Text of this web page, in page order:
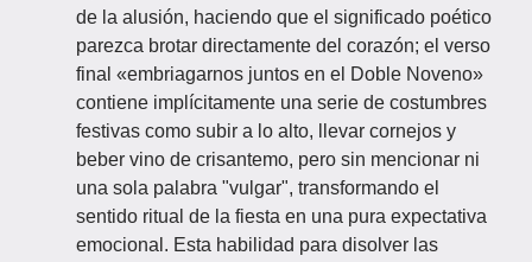
de la alusión, haciendo que el significado poético
parezca brotar directamente del corazón; el verso
final «embriagarnos juntos en el Doble Noveno»
contiene implícitamente una serie de costumbres
festivas como subir a lo alto, llevar cornejos y
beber vino de crisantemo, pero sin mencionar ni
una sola palabra "vulgar", transformando el
sentido ritual de la fiesta en una pura expectativa
emocional. Esta habilidad para disolver las